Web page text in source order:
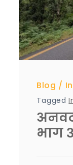
Blog
Tagged
भाग